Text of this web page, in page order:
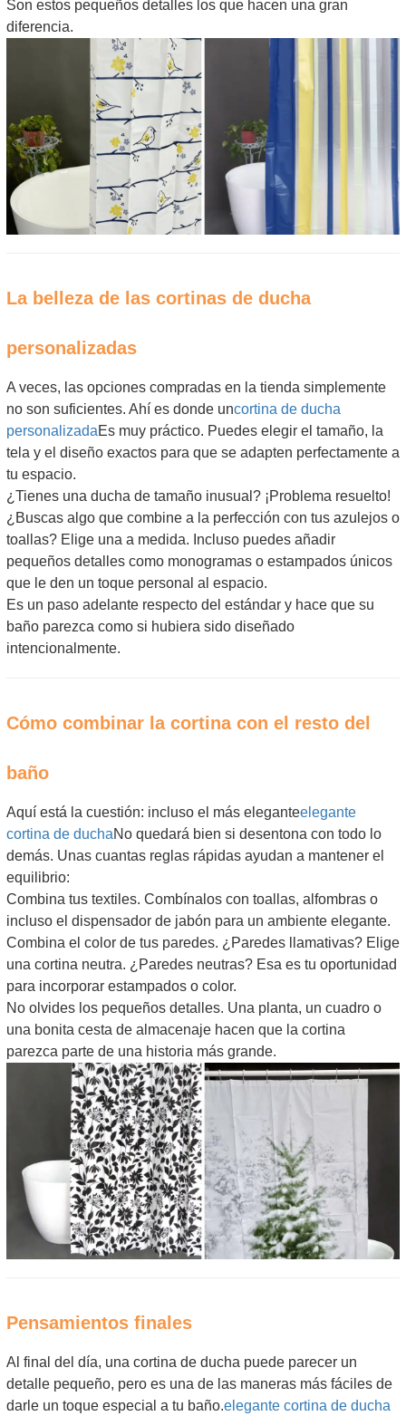
Son estos pequeños detalles los que hacen una gran
diferencia.
La belleza de las cortinas de ducha
personalizadas
A veces, las opciones compradas en la tienda simplemente
no son suficientes. Ahí es donde uncortina de ducha
personalizadaEs muy práctico. Puedes elegir el tamaño, la
tela y el diseño exactos para que se adapten perfectamente a
tu espacio.
¿Tienes una ducha de tamaño inusual? ¡Problema resuelto!
¿Buscas algo que combine a la perfección con tus azulejos o
toallas? Elige una a medida. Incluso puedes añadir
pequeños detalles como monogramas o estampados únicos
que le den un toque personal al espacio.
Es un paso adelante respecto del estándar y hace que su
baño parezca como si hubiera sido diseñado
intencionalmente.
Cómo combinar la cortina con el resto del
baño
Aquí está la cuestión: incluso el más eleganteelegante
cortina de duchaNo quedará bien si desentona con todo lo
demás. Unas cuantas reglas rápidas ayudan a mantener el
equilibrio:
Combina tus textiles. Combínalos con toallas, alfombras o
incluso el dispensador de jabón para un ambiente elegante.
Combina el color de tus paredes. ¿Paredes llamativas? Elige
una cortina neutra. ¿Paredes neutras? Esa es tu oportunidad
para incorporar estampados o color.
No olvides los pequeños detalles. Una planta, un cuadro o
una bonita cesta de almacenaje hacen que la cortina
parezca parte de una historia más grande.
Pensamientos finales
Al final del día, una cortina de ducha puede parecer un
detalle pequeño, pero es una de las maneras más fáciles de
darle un toque especial a tu baño.elegante cortina de ducha